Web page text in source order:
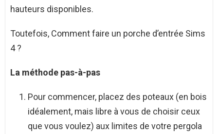
hauteurs disponibles.
Toutefois, Comment faire un porche d’entrée Sims
4 ?
La méthode pas-à-pas
Pour commencer, placez des poteaux (en bois
idéalement, mais libre à vous de choisir ceux
que vous voulez) aux limites de votre pergola